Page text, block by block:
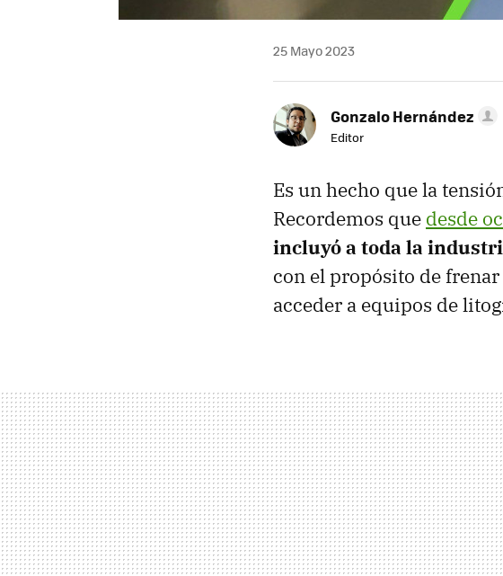
25 Mayo 2023
Gonzalo Hernández
Editor
Es un hecho que la
Recordemos que desde
incluyó a toda la
con el propósito de
acceder a equipos de